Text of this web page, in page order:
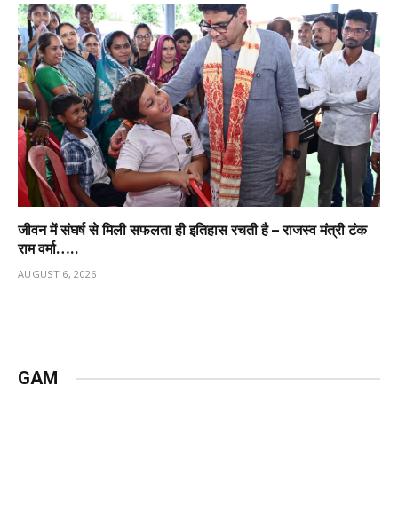
जीवन में संघर्ष से मिली सफलता ही इतिहास रचती है – राजस्व मंत्री टंक
राम वर्मा…..
AUGUST 6, 2026
GAM